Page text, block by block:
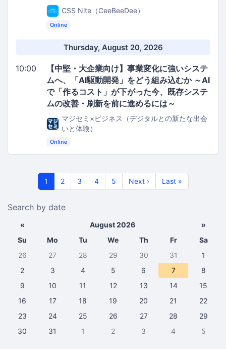
CSS Nite（CeeBeeDee）
Online
Thursday, August 20, 2026
10:00
【中堅・大企業向け】事業変化に強いシステ
ムへ、「AI駆動開発」をどう組み込むか ～AI
で「作るコスト」が下がった今、既存システ
ムの改善・刷新を前に進めるには～
マジセミ×ビジネス（デジタルとの新たな出会
いと体験）
Online
1 2 3 4 5 Next › Last »
Search by date
« August 2026
»
Su
Mo Tu We Th Fr
Sa
26
27 28 29 30 31
1
2
3 4 5 6 7
8
9
10 11 12 13 14
15
16
17 18 19 20 21
22
23
24 25 26 27 28
29
30
31 1 2 3 4 5